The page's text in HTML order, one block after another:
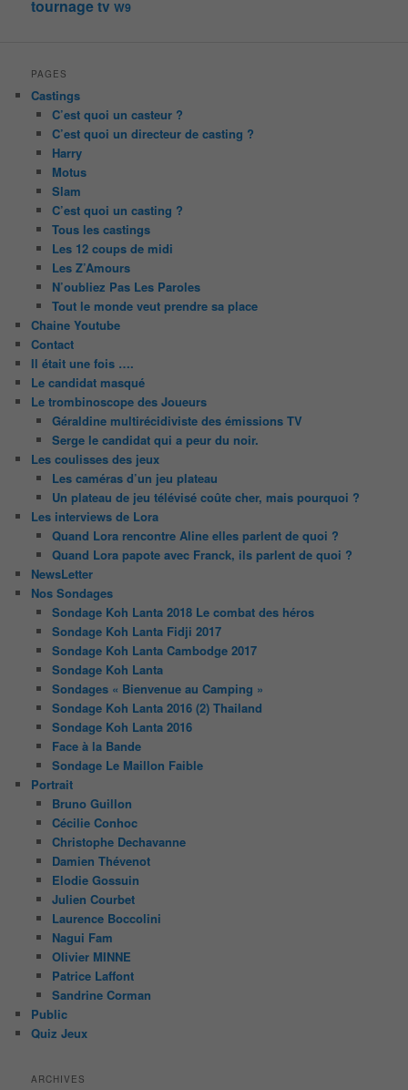
tournagetv W9
PAGES
Castings
C’est quoi un casteur ?
C’est quoi un directeur de casting ?
Harry
Motus
Slam
C’est quoi un casting ?
Tous les castings
Les 12 coups de midi
Les Z’Amours
N’oubliez Pas Les Paroles
Tout le monde veut prendre sa place
Chaine Youtube
Contact
Il était une fois ….
Le candidat masqué
Le trombinoscope des Joueurs
Géraldine multirécidiviste des émissions TV
Serge le candidat qui a peur du noir.
Les coulisses des jeux
Les caméras d’un jeu plateau
Un plateau de jeu télévisé coûte cher, mais pourquoi ?
Les interviews de Lora
Quand Lora rencontre Aline elles parlent de quoi ?
Quand Lora papote avec Franck, ils parlent de quoi ?
NewsLetter
Nos Sondages
Sondage Koh Lanta 2018 Le combat des héros
Sondage Koh Lanta Fidji 2017
Sondage Koh Lanta Cambodge 2017
Sondage Koh Lanta
Sondages « Bienvenue au Camping »
Sondage Koh Lanta 2016 (2) Thailand
Sondage Koh Lanta 2016
Face à la Bande
Sondage Le Maillon Faible
Portrait
Bruno Guillon
Cécilie Conhoc
Christophe Dechavanne
Damien Thévenot
Elodie Gossuin
Julien Courbet
Laurence Boccolini
Nagui Fam
Olivier MINNE
Patrice Laffont
Sandrine Corman
Public
Quiz Jeux
ARCHIVES